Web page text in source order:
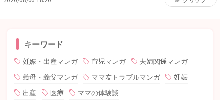
キーワード
妊娠・出産マンガ 育児マンガ
夫婦関係マンガ
義母・義父マンガ
ママ友トラブルマンガ
妊娠
出産
医療 ママの体験談